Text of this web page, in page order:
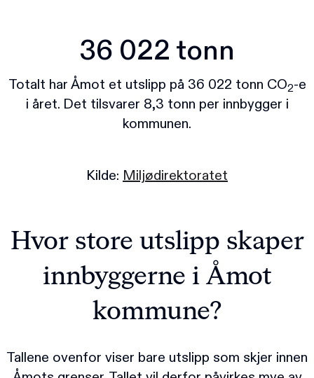
36 022 tonn
Totalt har Åmot et utslipp på 36 022 tonn CO2-e
i året. Det tilsvarer 8,3 tonn per innbygger i
kommunen.
Kilde: Miljødirektoratet
Hvor store utslipp skaper
innbyggerne i Åmot
kommune?
Tallene ovenfor viser bare utslipp som skjer innen